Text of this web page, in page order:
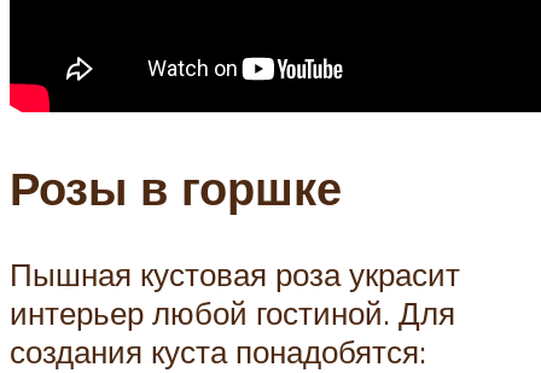
Розы в горшке
Пышная кустовая роза украсит
интерьер любой гостиной. Для
создания куста понадобятся: